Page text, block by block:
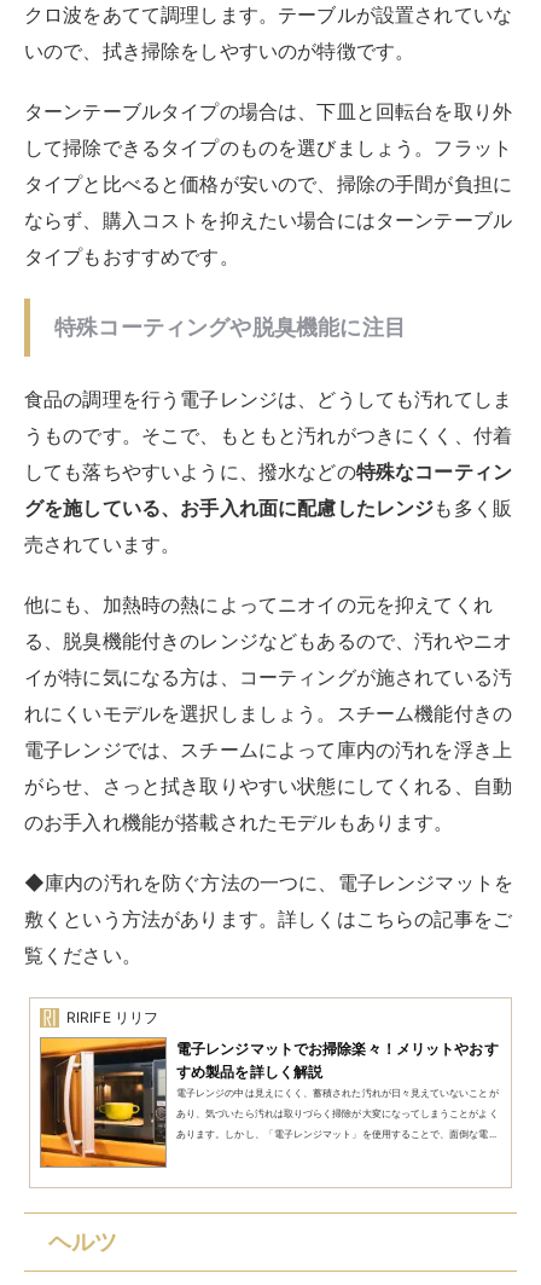
クロ波をあてて調理します。テーブルが設置されていな
いので、拭き掃除をしやすいのが特徴です。
ターンテーブルタイプの場合は、下皿と回転台を取り外
して掃除できるタイプのものを選びましょう。フラット
タイプと比べると価格が安いので、掃除の手間が負担に
ならず、購入コストを抑えたい場合にはターンテーブル
タイプもおすすめです。
特殊コーティングや脱臭機能に注目
食品の調理を行う電子レンジは、どうしても汚れてしま
うものです。そこで、もともと汚れがつきにくく、付着
しても落ちやすいように、撥水などの特殊なコーティン
グを施している、お手入れ面に配慮したレンジも多く販
売されています。
他にも、加熱時の熱によってニオイの元を抑えてくれ
る、脱臭機能付きのレンジなどもあるので、汚れやニオ
イが特に気になる方は、コーティングが施されている汚
れにくいモデルを選択しましょう。スチーム機能付きの
電子レンジでは、スチームによって庫内の汚れを浮き上
がらせ、さっと拭き取りやすい状態にしてくれる、自動
のお手入れ機能が搭載されたモデルもあります。
◆庫内の汚れを防ぐ方法の一つに、電子レンジマットを
敷くという方法があります。詳しくはこちらの記事をご
覧ください。
RIRIFE リリフ
電子レンジマットでお掃除楽々！メリットやおす
すめ製品を詳しく解説
電子レンジの中は見えにくく、蓄積された汚れが日々見えていないことが
あり、気づいたら汚れは取りづらく掃除が大変になってしまうことがよく
あります。しかし、「電子レンジマット」を使用することで、面倒な電...
ヘルツ